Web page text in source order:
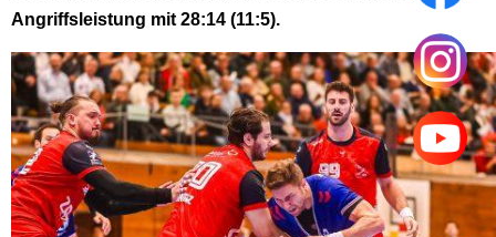
Angriffsleistung mit 28:14 (11:5).